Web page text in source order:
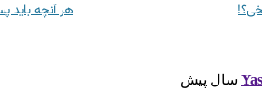
هر آنچه باید